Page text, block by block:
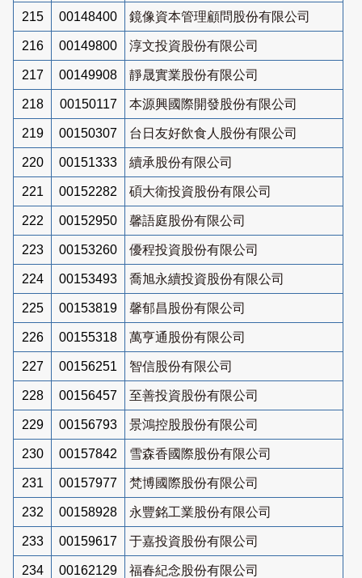
215 00148400 鏡像資本管理顧問股份有限公司
216 00149800 淳文投資股份有限公司
217 00149908 靜晟實業股份有限公司
218 00150117 本源興國際開發股份有限公司
219 00150307 台日友好飲食人股份有限公司
220 00151333 續承股份有限公司
221 00152282 碩大衛投資股份有限公司
222 00152950 馨語庭股份有限公司
223 00153260 優程投資股份有限公司
224 00153493 喬旭永續投資股份有限公司
225 00153819 馨郁昌股份有限公司
226 00155318 萬亨通股份有限公司
227 00156251 智信股份有限公司
228 00156457 至善投資股份有限公司
229 00156793 景鴻控股股份有限公司
230 00157842 雪森香國際股份有限公司
231 00157977 梵博國際股份有限公司
232 00158928 永豐銘工業股份有限公司
233 00159617 于嘉投資股份有限公司
234 00162129 福春紀念股份有限公司